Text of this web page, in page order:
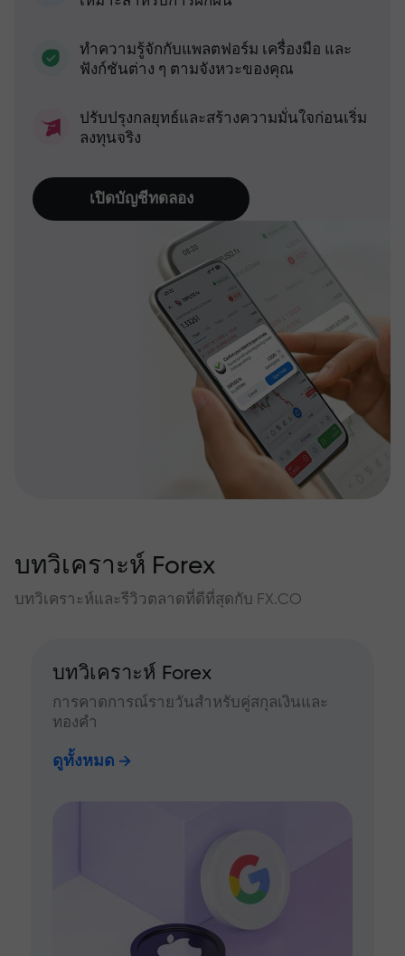
ทำความรู้จักกับแพลตฟอร์ม เครื่องมือ และ
ฟังก์ชันต่าง ๆ ตามจังหวะของคุณ
ปรับปรุงกลยุทธ์และสร้างความมั่นใจก่อนเริ่ม
ลงทุนจริง
เปิดบัญชีทดลอง
บทวิเคราะห์ Forex
บทวิเคราะห์และรีวิวตลาดที่ดีที่สุดกับ FX.CO
บทวิเคราะห์ Forex
การคาดการณ์รายวันสำหรับคู่สกุลเงินและ
ทองคำ
ดูทั้งหมด